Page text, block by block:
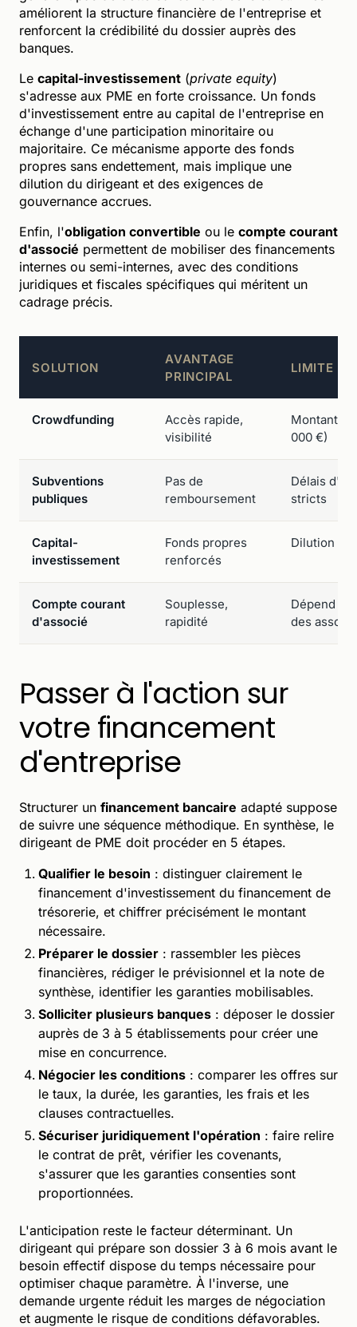
améliorent la structure financière de l'entreprise et
renforcent la crédibilité du dossier auprès des
banques.
Le capital-investissement (private equity)
s'adresse aux PME en forte croissance. Un fonds
d'investissement entre au capital de l'entreprise en
échange d'une participation minoritaire ou
majoritaire. Ce mécanisme apporte des fonds
propres sans endettement, mais implique une
dilution du dirigeant et des exigences de
gouvernance accrues.
Enfin, l'obligation convertible ou le compte courant
d'associé permettent de mobiliser des financements
internes ou semi-internes, avec des conditions
juridiques et fiscales spécifiques qui méritent un
cadrage précis.
SOLUTION
AVANTAGE
PRINCIPAL
LIMITE
Crowdfunding
Accès rapide,
visibilité
Montants
000 €)
Subventions
publiques
Pas de
remboursement
Délais
stricts
Capital-
investissement
Fonds propres
renforcés
Dilution du
Compte courant
d'associé
Souplesse,
rapidité
Dépend
des
Passer à l'action sur
votre financement
d'entreprise
Structurer un financement bancaire adapté suppose
de suivre une séquence méthodique. En synthèse, le
dirigeant de PME doit procéder en 5 étapes.
Qualifier le besoin : distinguer clairement le
financement d'investissement du financement de
trésorerie, et chiffrer précisément le montant
nécessaire.
Préparer le dossier : rassembler les pièces
financières, rédiger le prévisionnel et la note de
synthèse, identifier les garanties mobilisables.
Solliciter plusieurs banques : déposer le dossier
auprès de 3 à 5 établissements pour créer une
mise en concurrence.
Négocier les conditions : comparer les offres sur
le taux, la durée, les garanties, les frais et les
clauses contractuelles.
Sécuriser juridiquement l'opération : faire relire
le contrat de prêt, vérifier les covenants,
s'assurer que les garanties consenties sont
proportionnées.
L'anticipation reste le facteur déterminant. Un
dirigeant qui prépare son dossier 3 à 6 mois avant le
besoin effectif dispose du temps nécessaire pour
optimiser chaque paramètre. À l'inverse, une
demande urgente réduit les marges de négociation
et augmente le risque de conditions défavorables.